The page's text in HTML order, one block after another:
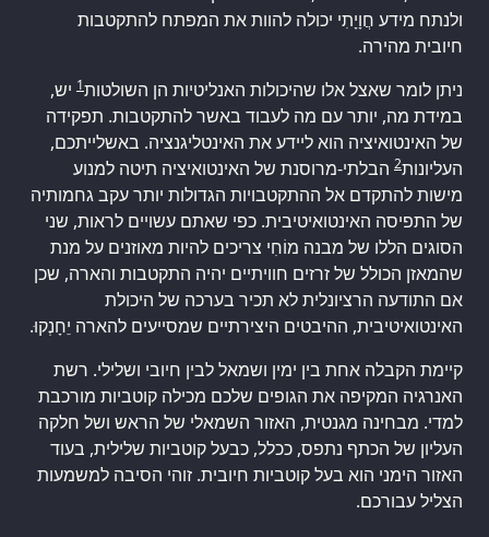
ולנתח מידע חֲוָיָתִי יכולה להוות את המפתח להתקטבות
חיובית מהירה.
ניתן לומר שאצל אלו שהיכולות האנליטיות הן השולטות1 יש,
במידת מה, יותר עם מה לעבוד באשר להתקטבות. תפקידה
של האינטואיציה הוא ליידע את האינטליגנציה. באשלייתכם,
העליונות2 הבלתי-מרוסנת של האינטואיציה תיטה למנוע
מישות להתקדם אל ההתקטבויות הגדולות יותר עקב גחמותיה
של התפיסה האינטואיטיבית. כפי שאתם עשויים לראות, שני
הסוגים הללו של מבנה מוֹחִי צריכים להיות מאוזנים על מנת
שהמאזן הכולל של זרזים חוויתיים יהיה התקטבות והארה, שכן
אם התודעה הרציונלית לא תכיר בערכה של היכולת
האינטואיטיבית, ההיבטים היצירתיים שמסייעים להארה יֵחָנְקוּ.
קיימת הקבלה אחת בין ימין ושמאל לבין חיובי ושלילי. רשת
האנרגיה המקיפה את הגופים שלכם מכילה קוטביות מורכבת
למדי. מבחינה מגנטית, האזור השמאלי של הראש ושל חלקה
העליון של הכתף נתפס, ככלל, כבעל קוטביות שלילית, בעוד
האזור הימני הוא בעל קוטביות חיובית. זוהי הסיבה למשמעות
הצליל עבורכם.